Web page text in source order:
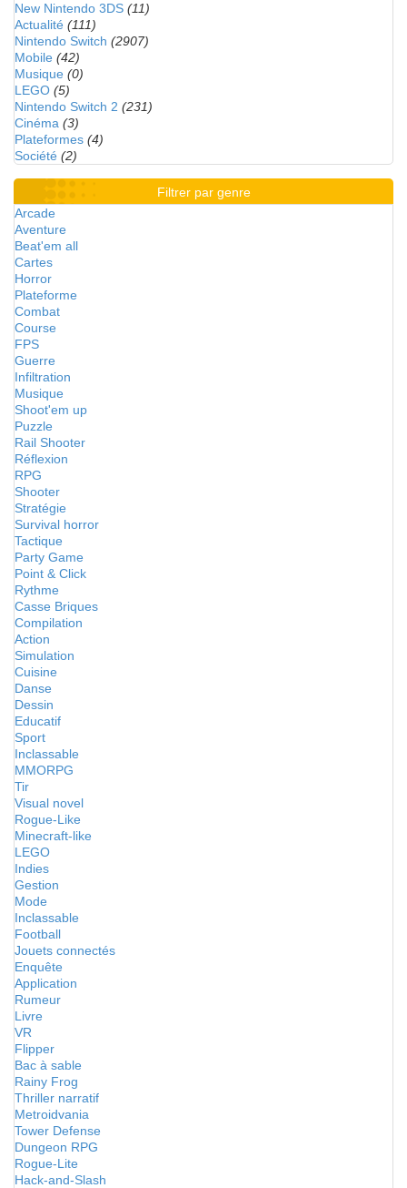
New Nintendo 3DS (11)
Actualité (111)
Nintendo Switch (2907)
Mobile (42)
Musique (0)
LEGO (5)
Nintendo Switch 2 (231)
Cinéma (3)
Plateformes (4)
Société (2)
Filtrer par genre
Arcade
Aventure
Beat'em all
Cartes
Horror
Plateforme
Combat
Course
FPS
Guerre
Infiltration
Musique
Shoot'em up
Puzzle
Rail Shooter
Réflexion
RPG
Shooter
Stratégie
Survival horror
Tactique
Party Game
Point & Click
Rythme
Casse Briques
Compilation
Action
Simulation
Cuisine
Danse
Dessin
Educatif
Sport
Inclassable
MMORPG
Tir
Visual novel
Rogue-Like
Minecraft-like
LEGO
Indies
Gestion
Mode
Inclassable
Football
Jouets connectés
Enquête
Application
Rumeur
Livre
VR
Flipper
Bac à sable
Rainy Frog
Thriller narratif
Metroidvania
Tower Defense
Dungeon RPG
Rogue-Lite
Hack-and-Slash